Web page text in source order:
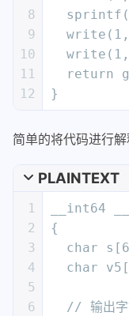
8
9
10
11
12
return
}
简单的将代码进行
PLAINTEXT
1
2
3
4
5
6
__int64
{
char
char
// 输出